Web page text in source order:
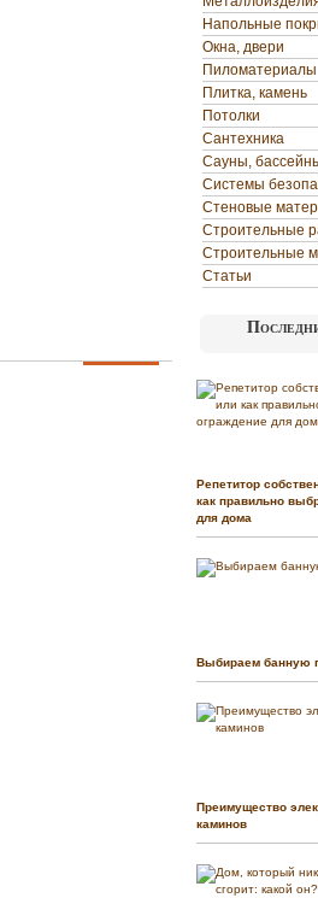
Напольные
Окна, двери
Пиломатериалы
Плитка, камень
Потолки
Сантехника
Сауны,
Системы
Стеновые
Строительные
Строительные
Статьи
Репетитор
как правильно
для дома
Выбираем банную
Преимущество
каминов